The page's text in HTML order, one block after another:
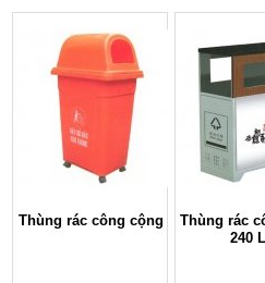
Thùng rác công cộng
Thùng rác
240